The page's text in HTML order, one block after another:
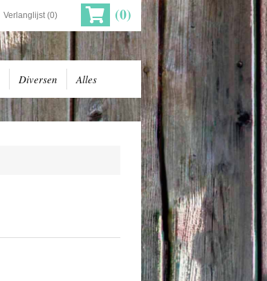
Verlanglijst (0) (0)
Diversen Alles